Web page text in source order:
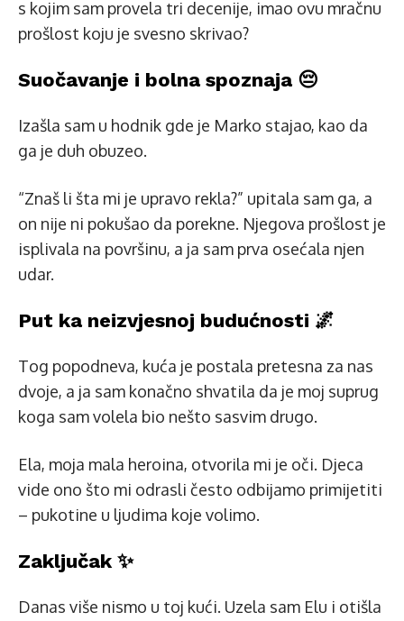
s kojim sam provela tri decenije, imao ovu mračnu
prošlost koju je svesno skrivao?
Suočavanje i bolna spoznaja 😔
Izašla sam u hodnik gde je Marko stajao, kao da
ga je duh obuzeo.
“Znaš li šta mi je upravo rekla?” upitala sam ga, a
on nije ni pokušao da porekne. Njegova prošlost je
isplivala na površinu, a ja sam prva osećala njen
udar.
Put ka neizvjesnoj budućnosti 🌌
Tog popodneva, kuća je postala pretesna za nas
dvoje, a ja sam konačno shvatila da je moj suprug
koga sam volela bio nešto sasvim drugo.
Ela, moja mala heroina, otvorila mi je oči. Djeca
vide ono što mi odrasli često odbijamo primijetiti
– pukotine u ljudima koje volimo.
Zaključak ✨
Danas više nismo u toj kući. Uzela sam Elu i otišla